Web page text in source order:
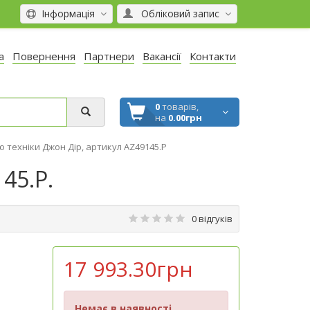
Обліковий запис
Інформація
Повернення Партнери Вакансії Контакти
0товарів,
на 0.00грн
Джон Дір, артикул AZ49145.P
0 відгуків
17 993.30грн